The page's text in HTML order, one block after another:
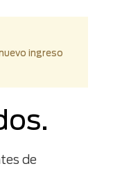
ingreso
de